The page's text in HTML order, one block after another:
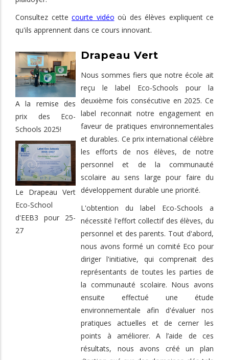
Consultez cette courte vidéo où des élèves expliquent ce
qu'ils apprennent dans ce cours innovant.
A la remise des
prix des Eco-
Schools 2025!
Le Drapeau Vert
Eco-School
d'EEB3 pour 25-
27
Drapeau Vert
Nous sommes fiers que notre école ait
reçu le label Eco-Schools pour la
deuxième fois consécutive en 2025. Ce
label reconnait notre engagement en
faveur de pratiques environnementales
et durables. Ce prix international célèbre
les efforts de nos élèves, de notre
personnel et de la communauté
scolaire au sens large pour faire du
développement durable une priorité.
L'obtention du label Eco-Schools a
nécessité l'effort collectif des élèves, du
personnel et des parents. Tout d'abord,
nous avons formé un comité Eco pour
diriger l'initiative, qui comprenait des
représentants de toutes les parties de
la communauté scolaire. Nous avons
ensuite effectué une étude
environnementale afin d'évaluer nos
pratiques actuelles et de cerner les
points à améliorer. A l’aide de ces
résultats, nous avons créé un plan